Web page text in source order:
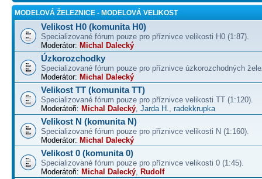
MODELOVÁ ŽELEZNICE - MODELOVÁ VELIKOST
Velikost H0 (komunita H0)
Specializované fórum pouze pro příznivce velikosti H0 (1:87).
Moderátor: Michal Dalecký
Úzkorozchodky
Specializované fórum pouze pro příznivce úzkorozchodných
Moderátor: Michal Dalecký
Velikost TT (komunita TT)
Specializované fórum pouze pro příznivce velikosti TT (1:120).
Moderátoři: Michal Dalecký, Jarda H., radekkrupka
Velikost N (komunita N)
Specializované fórum pouze pro příznivce velikosti N (1:160).
Moderátor: Michal Dalecký
Velikost 0 (komunita 0)
Specializované fórum pouze pro příznivce velikosti 0 (1:45).
Moderátoři: Michal Dalecký, Rudolf